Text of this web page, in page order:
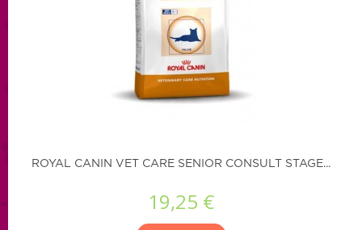
ROYAL CANIN VET CARE SENIOR CONSULT STAGE...
19,25 €